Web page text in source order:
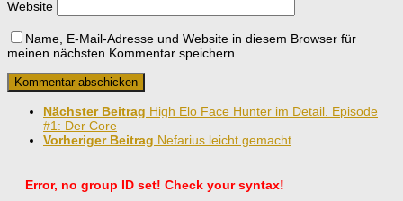
Website
Name, E-Mail-Adresse und Website in diesem Browser für
meinen nächsten Kommentar speichern.
Nächster Beitrag High Elo Face Hunter im Detail. Episode
#1: Der Core
Vorheriger Beitrag Nefarius leicht gemacht
Error, no group ID set! Check your syntax!